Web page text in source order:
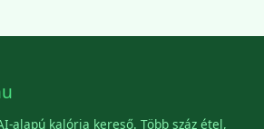
alapú kalória kereső. Több száz étel,